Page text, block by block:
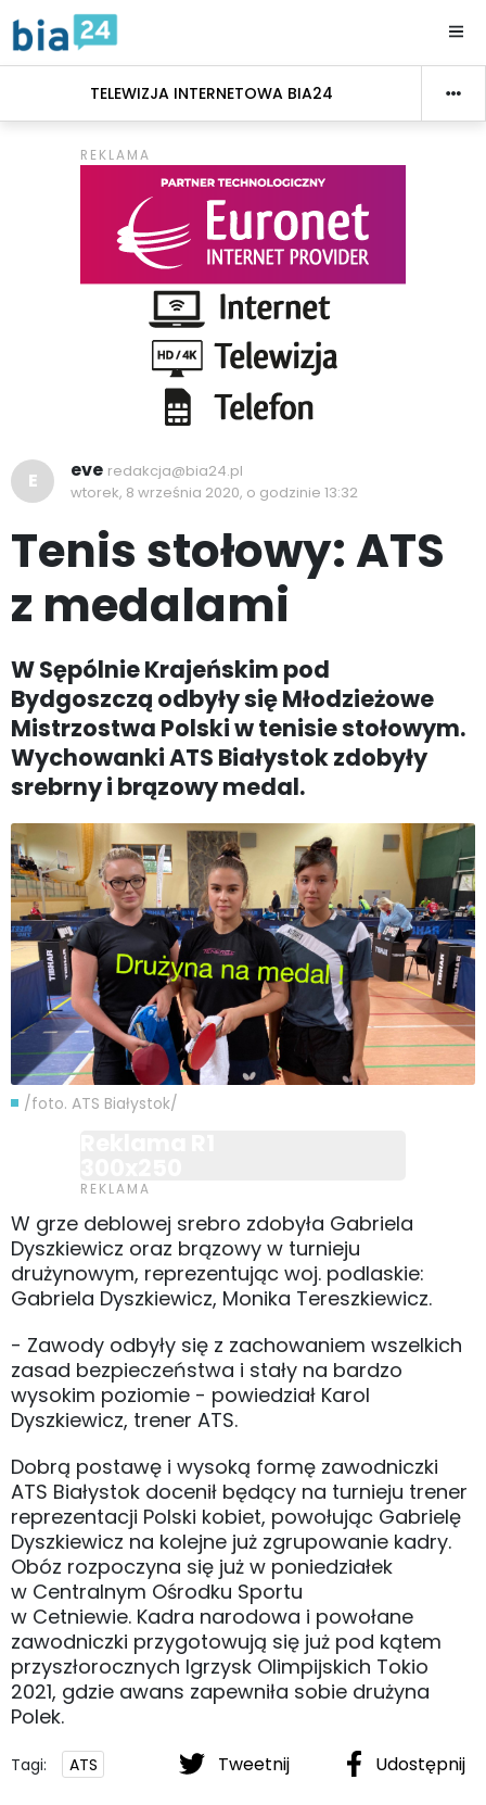
TELEWIZJA INTERNETOWA BIA24
E eve redakcja@bia24.pl
wtorek, 8 września 2020, o godzinie 13:32
Tenis stołowy: ATS
z medalami
W Sępólnie Krajeńskim pod
Bydgoszczą odbyły się Młodzieżowe
Mistrzostwa Polski w tenisie stołowym.
Wychowanki ATS Białystok zdobyły
srebrny i brązowy medal.
/foto. ATS Białystok/
W grze deblowej srebro zdobyła Gabriela
Dyszkiewicz oraz brązowy w turnieju
drużynowym, reprezentując woj. podlaskie:
Gabriela Dyszkiewicz, Monika Tereszkiewicz.
- Zawody odbyły się z zachowaniem wszelkich
zasad bezpieczeństwa i stały na bardzo
wysokim poziomie - powiedział Karol
Dyszkiewicz, trener ATS.
Dobrą postawę i wysoką formę zawodniczki
ATS Białystok docenił będący na turnieju trener
reprezentacji Polski kobiet, powołując Gabrielę
Dyszkiewicz na kolejne już zgrupowanie kadry.
Obóz rozpoczyna się już w poniedziałek
w Centralnym Ośrodku Sportu
w Cetniewie. Kadra narodowa i powołane
zawodniczki przygotowują się już pod kątem
przyszłorocznych Igrzysk Olimpijskich Tokio
2021, gdzie awans zapewniła sobie drużyna
Polek.
Tweetnij Udostępnij
Tagi: ATS